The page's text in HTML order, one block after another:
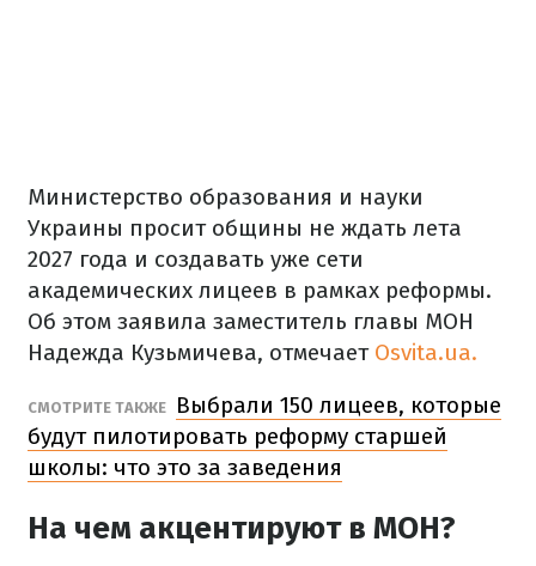
Министерство образования и науки
Украины просит общины не ждать лета
2027 года и создавать уже сети
академических лицеев в рамках реформы.
Об этом заявила заместитель главы МОН
Надежда Кузьмичева, отмечает Osvita.ua.
СМОТРИТЕ ТАКЖЕ
Выбрали 150 лицеев, которые
будут пилотировать реформу старшей
школы: что это за заведения
На чем акцентируют в МОН?